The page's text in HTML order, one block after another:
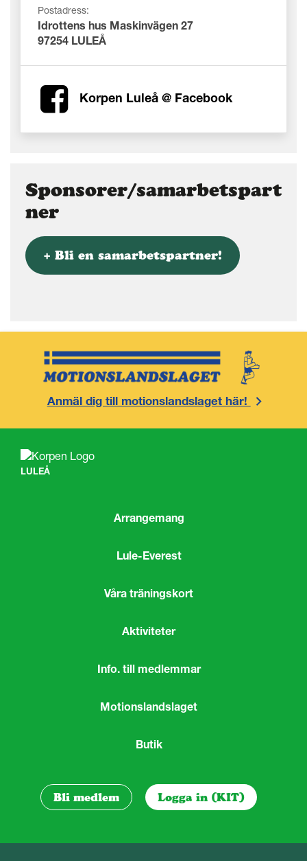
Postadress:
Idrottens hus Maskinvägen 27
97254 LULEÅ
Korpen Luleå @ Facebook
Sponsorer/samarbetspart
ner
+ Bli en samarbetspartner!
Anmäl dig till motionslandslaget här!
LULEÅ
Arrangemang
Lule-Everest
Våra träningskort
Aktiviteter
Info. till medlemmar
Motionslandslaget
Butik
Bli medlem Logga in (KIT)